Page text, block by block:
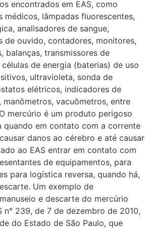
encontrados em EAS, como
médicos, lâmpadas fluorescentes,
analisadores de sangue,
de ouvido, contadores, monitores,
balanças, transmissores de
de energia (baterias) de uso
ultravioleta, sonda de
elétricos, indicadores de
manômetros, vacuômetros, entre
mercúrio é um produto perigoso
quando em contato com a corrente
danos ao cérebro e até causar
ao EAS entrar em contato com
de equipamentos, para
para logística reversa, quando há,
Um exemplo de
e descarte do mercúrio
n° 239, de 7 de dezembro de 2010,
do Estado de São Paulo, que